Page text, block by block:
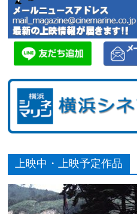
上映中・上映予定作品